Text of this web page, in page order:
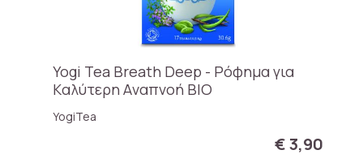
Yogi Tea Breath Deep - Ρόφημα για
Kαλύτερη Aναπνοή BIO
YogiTea
€ 3,90